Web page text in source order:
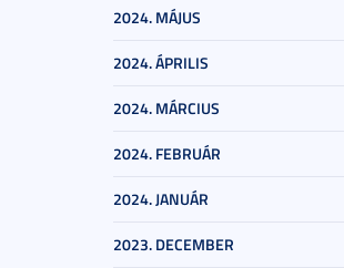
2024. MÁJUS
2024. ÁPRILIS
2024. MÁRCIUS
2024. FEBRUÁR
2024. JANUÁR
2023. DECEMBER